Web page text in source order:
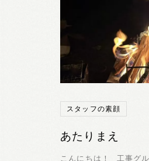
スタッフの素顔
あたりまえ
こんにちは！ 工事グ